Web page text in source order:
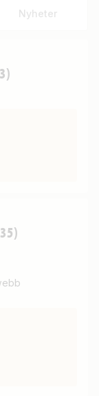
Nyheter